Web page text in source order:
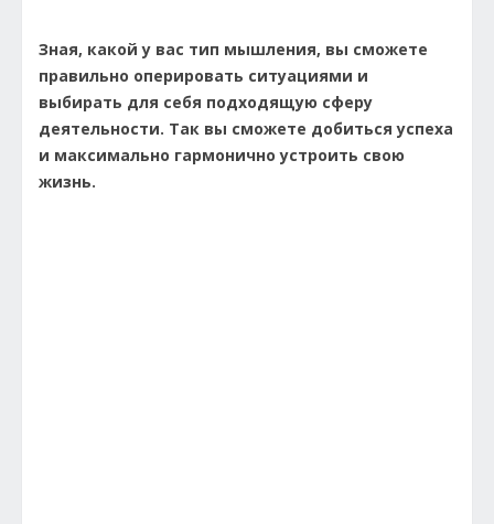
Зная, какой у вас тип мышления, вы сможете
правильно оперировать ситуациями и
выбирать для себя подходящую сферу
деятельности. Так вы сможете добиться успеха
и максимально гармонично устроить свою
жизнь.